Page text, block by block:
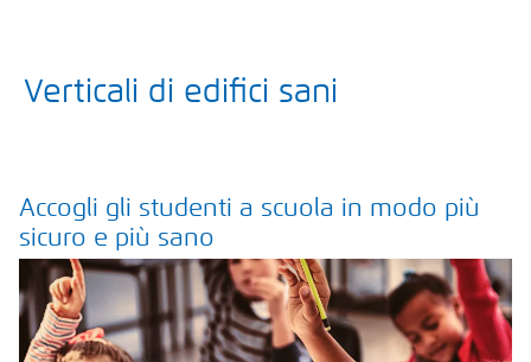
Verticali di edifici sani
Accogli gli studenti a scuola in modo più
sicuro e più sano